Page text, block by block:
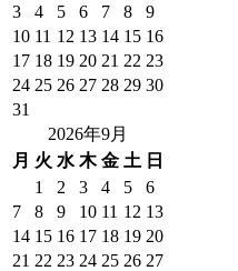
3
4 5 6 7 8
9
10 11 12 13 14 15 16
17 18 19 20 21 22 23
24 25 26 27 28 29 30
31
2026年9月
月 火 水 木 金 土 日
1
2 3 4 5
6
7
8 9 10 11 12 13
14 15 16 17 18 19 20
21 22 23 24 25 26 27